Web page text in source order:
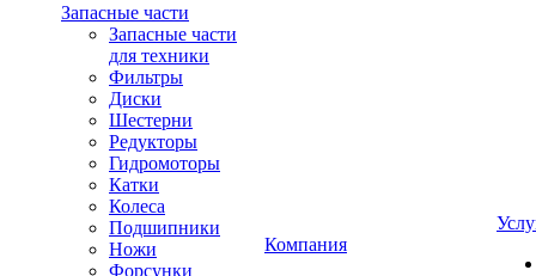
Запасные части
Запасные части
для техники
Фильтры
Диски
Шестерни
Редукторы
Гидромоторы
Катки
Колеса
Подшипники
Ножи
Форсунки
Компания